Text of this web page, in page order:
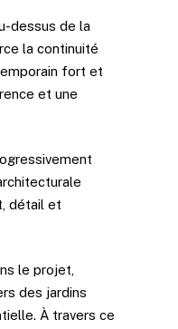
dessus de la
la continuité
fort et
et une
détail et
le projet,
des jardins
À travers ce